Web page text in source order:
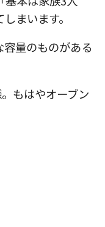
まいます。
量のものがある
もはやオーブン